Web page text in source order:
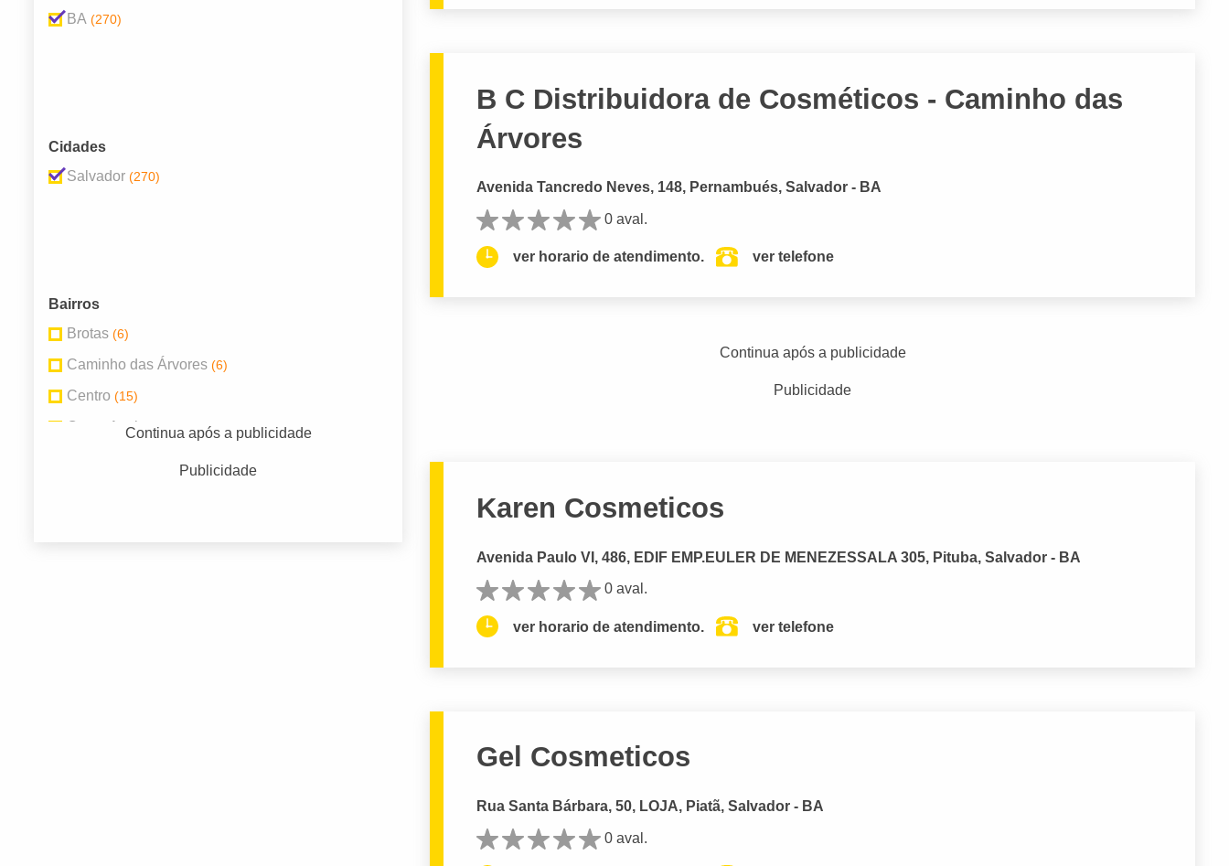
BA (270)
Cidades
Salvador (270)
Bairros
Brotas (6)
Caminho das Árvores (6)
Centro (15)
Costa Azul(8)
Continua após a publicidade
Publicidade
B C Distribuidora de Cosméticos - Caminho das
Árvores
Avenida Tancredo Neves, 148, Pernambués, Salvador - BA
0 aval.
ver horario de atendimento. ver telefone
Continua após a publicidade
Publicidade
Karen Cosmeticos
Avenida Paulo VI, 486, EDIF EMP.EULER DE MENEZESSALA 305, Pituba, Salvador - BA
0 aval.
ver horario de atendimento. ver telefone
Gel Cosmeticos
Rua Santa Bárbara, 50, LOJA, Piatã, Salvador - BA
0 aval.